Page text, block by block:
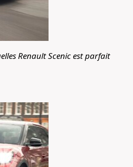
Renault Scenic est parfait